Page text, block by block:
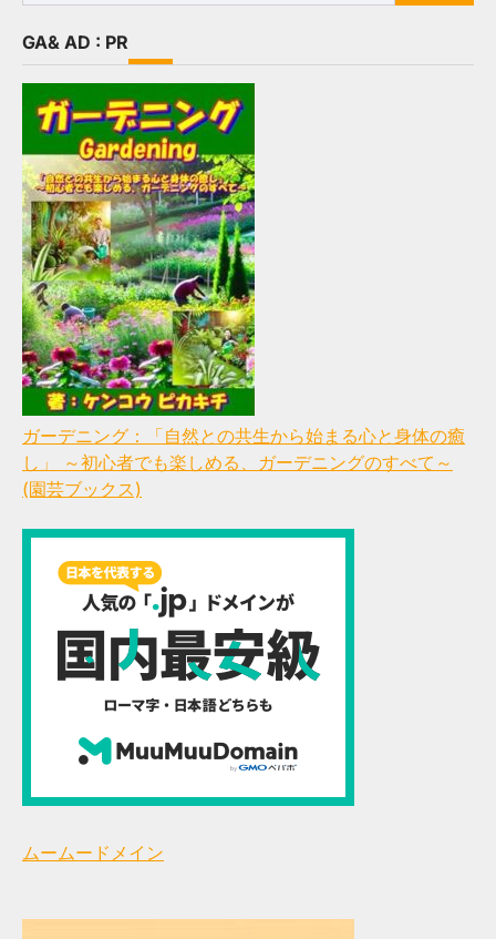
for:
GA& AD : PR
ガーデニング：「自然との共生から始まる心と身体の癒
し」 ～初心者でも楽しめる、ガーデニングのすべて～
(園芸ブックス)
ムームードメイン